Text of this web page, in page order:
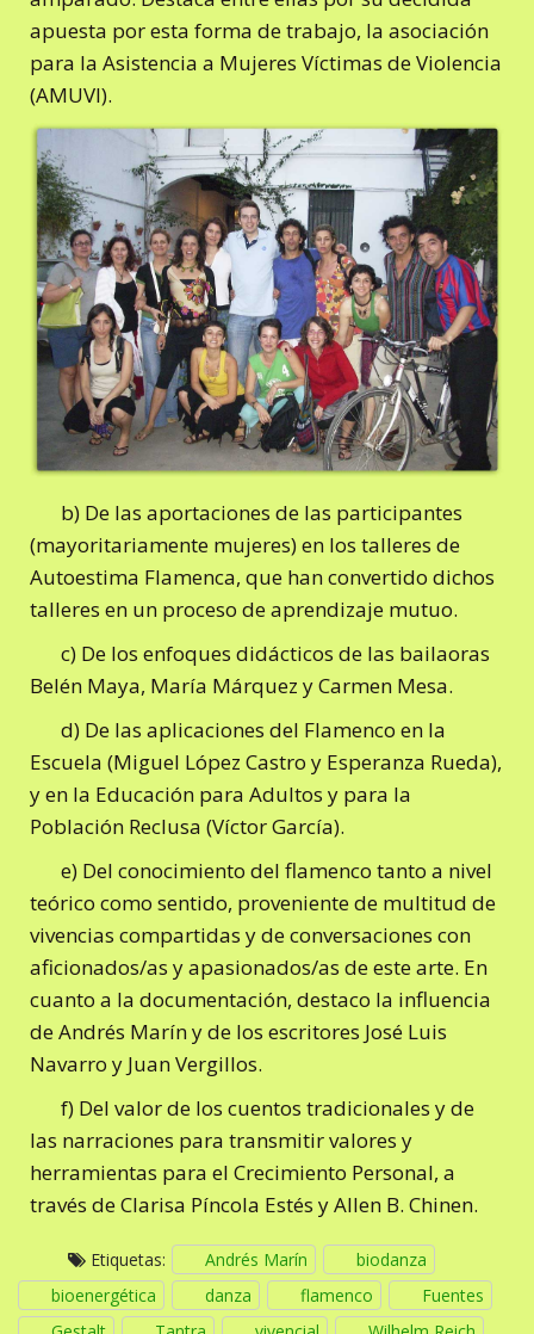
apuesta por esta forma de trabajo, la asociación
para la Asistencia a Mujeres Víctimas de Violencia
(AMUVI).
b) De las aportaciones de las participantes
(mayoritariamente mujeres) en los talleres de
Autoestima Flamenca, que han convertido dichos
talleres en un proceso de aprendizaje mutuo.
c) De los enfoques didácticos de las bailaoras
Belén Maya, María Márquez y Carmen Mesa.
d) De las aplicaciones del Flamenco en la
Escuela (Miguel López Castro y Esperanza Rueda),
y en la Educación para Adultos y para la
Población Reclusa (Víctor García).
e) Del conocimiento del flamenco tanto a nivel
teórico como sentido, proveniente de multitud de
vivencias compartidas y de conversaciones con
aficionados/as y apasionados/as de este arte. En
cuanto a la documentación, destaco la influencia
de Andrés Marín y de los escritores José Luis
Navarro y Juan Vergillos.
f) Del valor de los cuentos tradicionales y de
las narraciones para transmitir valores y
herramientas para el Crecimiento Personal, a
través de Clarisa Píncola Estés y Allen B. Chinen.
Etiquetas: Andrés Marín
biodanza
bioenergética
danza flamenco
Fuentes